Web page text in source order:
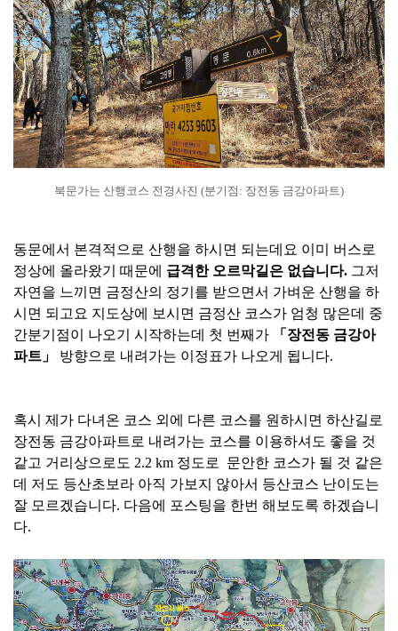
북문가는 산행코스 전경사진 (분기점: 장전동 금강아파트)
동문에서 본격적으로 산행을 하시면 되는데요 이미 버스로
정상에 올라왔기 때문에 급격한 오르막길은 없습니다. 그저
자연을 느끼면 금정산의 정기를 받으면서 가벼운 산행을 하
시면 되고요 지도상에 보시면 금정산 코스가 엄청 많은데 중
간분기점이 나오기 시작하는데 첫 번째가
「장전동 금강아
파트」
방향으로 내려가는 이정표가 나오게 됩니다.
혹시 제가 다녀온 코스 외에 다른 코스를 원하시면 하산길로
장전동 금강아파트로 내려가는 코스를 이용하셔도 좋을 것
같고 거리상으로도 2.2 km 정도로 문안한 코스가 될 것 같은
데 저도 등산초보라 아직 가보지 않아서 등산코스 난이도는
잘 모르겠습니다. 다음에 포스팅을 한번 해보도록 하겠습니
다.